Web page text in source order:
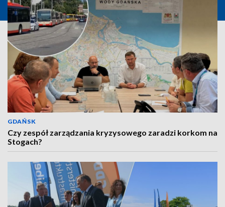
GDAŃSK
Czy zespół zarządzania kryzysowego zaradzi korkom na
Stogach?